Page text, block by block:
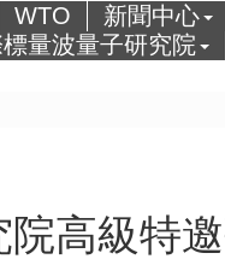
WTO 新聞中心
標量波量子研究院
高級特